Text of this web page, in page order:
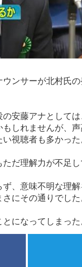
ンサーが北村氏
安藤アナとして
しれませんが、
視聴者も多かった
だ理解力が不足
、意味不明な理
にその通りでした
になってしまった